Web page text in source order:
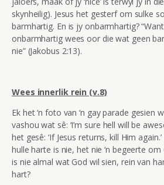
skynheilig). Jesus het gesterf om sulke
barmhartig. En is jy onbarmhartig?
onbarmhartig wees oor die wat geen
nie” (Jakobus 2:13).
Wees innerlik rein (v.8)
Ek het ‘n foto van ‘n gay parade gesien
vashou wat sê: ‘I’m sure hell will be
het gesê: ‘If Jesus returns, kill Him
hulle harte is nie, het nie ‘n begeerte
is nie almal wat God wil sien, rein van
hart?